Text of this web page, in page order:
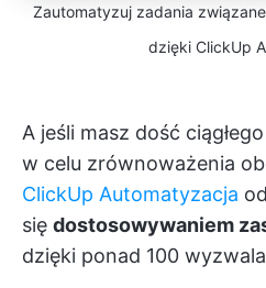
Zautomatyzuj zadania
dzięki ClickUp
A jeśli masz dość
w celu zrównoważenia
ClickUp Automatyzacja
się dostosowywaniem
dzięki ponad 100